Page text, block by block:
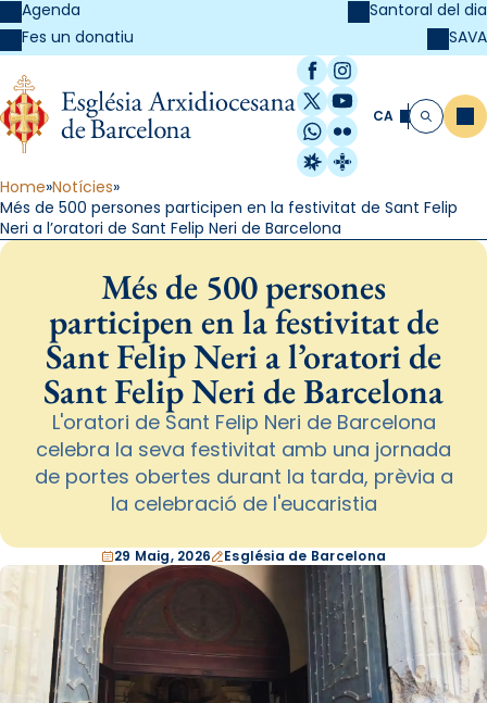
Agenda
Fes un donatiu
Santoral del dia
SAVA
Facebook
Instagram
X / Twitter
YouTube
WhatsApp
Flickr
Radio Estel
Catalunya
CA Cerca
Home Notícies
Més de 500 persones participen en la festivitat de Sant Felip
Neri a l’oratori de Sant Felip Neri de Barcelona
Més de 500 persones
participen en la festivitat de
Sant Felip Neri a l’oratori de
Sant Felip Neri de Barcelona
L'oratori de Sant Felip Neri de Barcelona
celebra la seva festivitat amb una jornada
de portes obertes durant la tarda, prèvia a
la celebració de l'eucaristia
29 Maig, 2026 Església de Barcelona